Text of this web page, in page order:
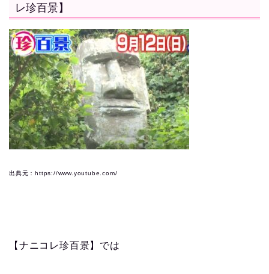
レ珍百景】
出典元：https://www.youtube.com/
【ナニコレ珍百景】では